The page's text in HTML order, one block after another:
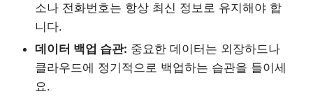
소나 전화번호는 항상 최신 정보로 유지해야 합
니다.
데이터 백업 습관: 중요한 데이터는 외장하드나
클라우드에 정기적으로 백업하는 습관을 들이세
요.